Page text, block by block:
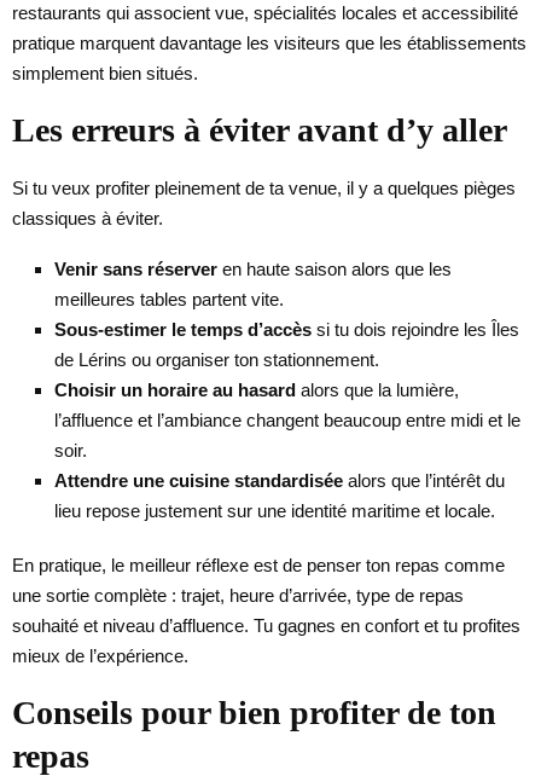
restaurants qui associent vue, spécialités locales et accessibilité
pratique marquent davantage les visiteurs que les établissements
simplement bien situés.
Les erreurs à éviter avant d’y aller
Si tu veux profiter pleinement de ta venue, il y a quelques pièges
classiques à éviter.
Venir sans réserver en haute saison alors que les
meilleures tables partent vite.
Sous-estimer le temps d’accès si tu dois rejoindre les Îles
de Lérins ou organiser ton stationnement.
Choisir un horaire au hasard alors que la lumière,
l’affluence et l’ambiance changent beaucoup entre midi et le
soir.
Attendre une cuisine standardisée alors que l’intérêt du
lieu repose justement sur une identité maritime et locale.
En pratique, le meilleur réflexe est de penser ton repas comme
une sortie complète : trajet, heure d’arrivée, type de repas
souhaité et niveau d’affluence. Tu gagnes en confort et tu profites
mieux de l’expérience.
Conseils pour bien profiter de ton
repas